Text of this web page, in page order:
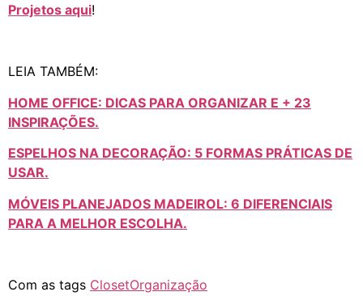
Projetos aqui!
LEIA TAMBÉM:
HOME OFFICE: DICAS PARA ORGANIZAR E + 23
INSPIRAÇÕES.
ESPELHOS NA DECORAÇÃO: 5 FORMAS PRÁTICAS DE
USAR.
MÓVEIS PLANEJADOS MADEIROL: 6 DIFERENCIAIS
PARA A MELHOR ESCOLHA.
Com as tags ClosetOrganização